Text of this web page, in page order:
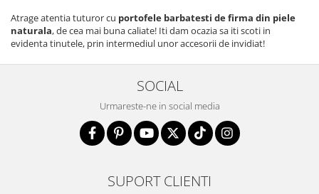
Atrage atentia tuturor cu portofele barbatesti de firma din piele
naturala, de cea mai buna caliate! Iti dam ocazia sa iti scoti in
evidenta tinutele, prin intermediul unor accesorii de invidiat!
SOCIAL
Urmareste-ne in social media
SUPORT CLIENTI